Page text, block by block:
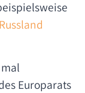
Europarats